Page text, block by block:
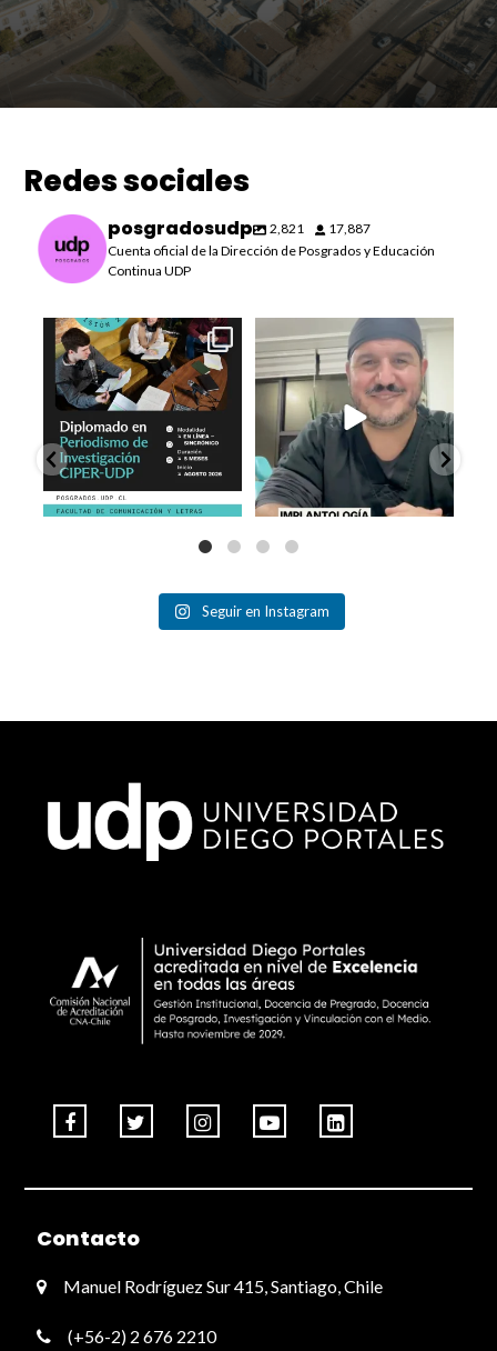
Redes sociales
posgradosudp 2,821
17,887
Cuenta oficial de la Dirección de Posgrados y Educación
Continua UDP
¡Últimos días para postular al
Diplomado de ...
14 0
¿Por qué nuestros estudiantes
deciden realizar una...
99 13
Seguir en Instagram
Contacto
Manuel Rodríguez Sur 415, Santiago, Chile
(+56-2) 2 676 2210